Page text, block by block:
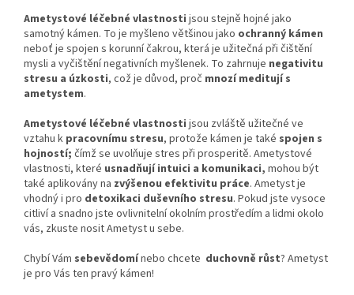
Ametystové léčebné vlastnosti jsou stejně hojné jako
samotný kámen. To je myšleno většinou jako ochranný kámen
neboť je spojen s korunní čakrou, která je užitečná při čištění
mysli a vyčištění negativních myšlenek. To zahrnuje negativitu
stresu a úzkosti, což je důvod, proč mnozí meditují s
ametystem.
Ametystové léčebné vlastnosti jsou zvláště užitečné ve
vztahu k pracovnímu stresu, protože kámen je také spojen s
hojností; čímž se uvolňuje stres při prosperitě. Ametystové
vlastnosti, které usnadňují intuici a komunikaci, mohou být
také aplikovány na zvýšenou efektivitu práce. Ametyst je
vhodný i pro detoxikaci duševního stresu. Pokud jste vysoce
citliví a snadno jste ovlivnitelní okolním prostředím a lidmi okolo
vás, zkuste nosit Ametyst u sebe.
Chybí Vám sebevědomínebo chcete duchovně růst? Ametyst
je pro Vás ten pravý kámen!